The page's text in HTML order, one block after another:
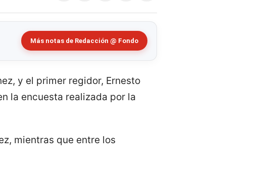
Más notas de Redacción @ Fondo
y el primer regidor, Ernesto
la encuesta realizada por la
mientras que entre los